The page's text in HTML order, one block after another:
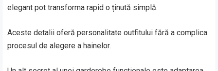
elegant pot transforma rapid o ținută simplă.
Aceste detalii oferă personalitate outfitului fără a complica
procesul de alegere a hainelor.